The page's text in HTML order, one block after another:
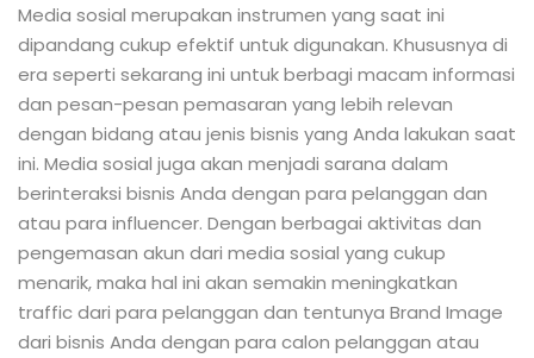
Media sosial merupakan instrumen yang saat ini
dipandang cukup efektif untuk digunakan. Khususnya di
era seperti sekarang ini untuk berbagi macam informasi
dan pesan-pesan pemasaran yang lebih relevan
dengan bidang atau jenis bisnis yang Anda lakukan saat
ini. Media sosial juga akan menjadi sarana dalam
berinteraksi bisnis Anda dengan para pelanggan dan
atau para influencer. Dengan berbagai aktivitas dan
pengemasan akun dari media sosial yang cukup
menarik, maka hal ini akan semakin meningkatkan
traffic dari para pelanggan dan tentunya Brand Image
dari bisnis Anda dengan para calon pelanggan atau